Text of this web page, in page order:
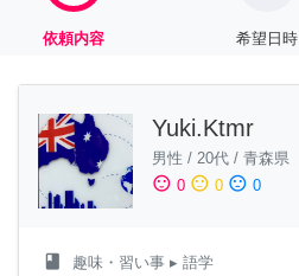
依頼内容 希望日時
Yuki.Ktmr
男性 / 20代 / 青森県
sentiment_satisfied 0 sentiment_neutral 0 sentiment_dissatisfied 0
class 趣味・習い事 ▸ 語学